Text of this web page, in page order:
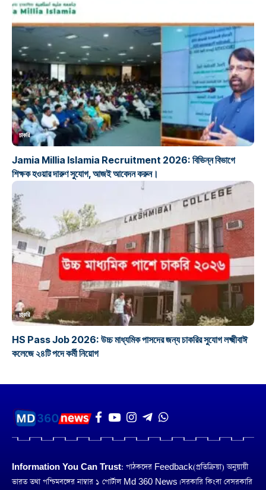
চাকরি
Jamia Millia Islamia Recruitment 2026: বিভিন্ন বিভাগে
শিক্ষক হওয়ার দারুণ সুযোগ, আজই আবেদন করুন।
চাকরি
HS Pass Job 2026: উচ্চ মাধ্যমিক পাসদের জন্য চাকরির সুযোগ লক্ষ্মীবাঈ
কলেজে ২৪টি পদে কর্মী নিয়োগ
Information You Can Trust: পাঠকদের Feedback(প্রতিক্রিয়া) অনুয়ায়ী
ভারত তথা পশ্চিমবঙ্গের নাম্বার ১ পোর্টাল Md 360 News। সরকারি কিংবা বেসরকারি